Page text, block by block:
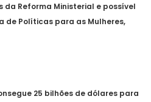
da Reforma Ministerial e possível
de Políticas para as Mulheres,
25 bilhões de dólares para